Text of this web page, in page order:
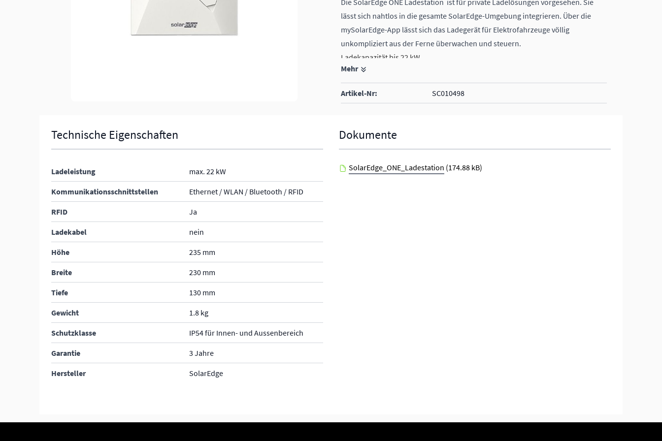
Die SolarEdge ONE Ladestation ist für private Ladelösungen vorgesehen. Sie
lässt sich nahtlos in die gesamte SolarEdge-Umgebung integrieren. Über die
mySolarEdge-App lässt sich das Ladegerät für Elektrofahrzeuge völlig
unkompliziert aus der Ferne überwachen und steuern.
Ladekapazität bis 22 kW
für 1- und 3-phasige Systeme geeignet
Mehr
Artikel-Nr: SC010498
Technische Eigenschaften
Ladeleistung max. 22 kW
Kommunikationsschnittstellen Ethernet / WLAN / Bluetooth / RFID
RFID Ja
Ladekabel nein
Höhe 235 mm
Breite 230 mm
Tiefe 130 mm
Gewicht 1.8 kg
Schutzklasse IP54 für Innen- und Aussenbereich
Garantie 3 Jahre
Hersteller SolarEdge
Dokumente
SolarEdge_ONE_Ladestation (174.88 kB)